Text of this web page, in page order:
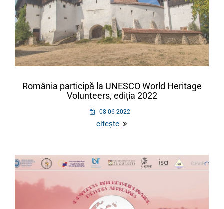
România participă la UNESCO World Heritage
Volunteers, ediția 2022
08-06-2022
citește